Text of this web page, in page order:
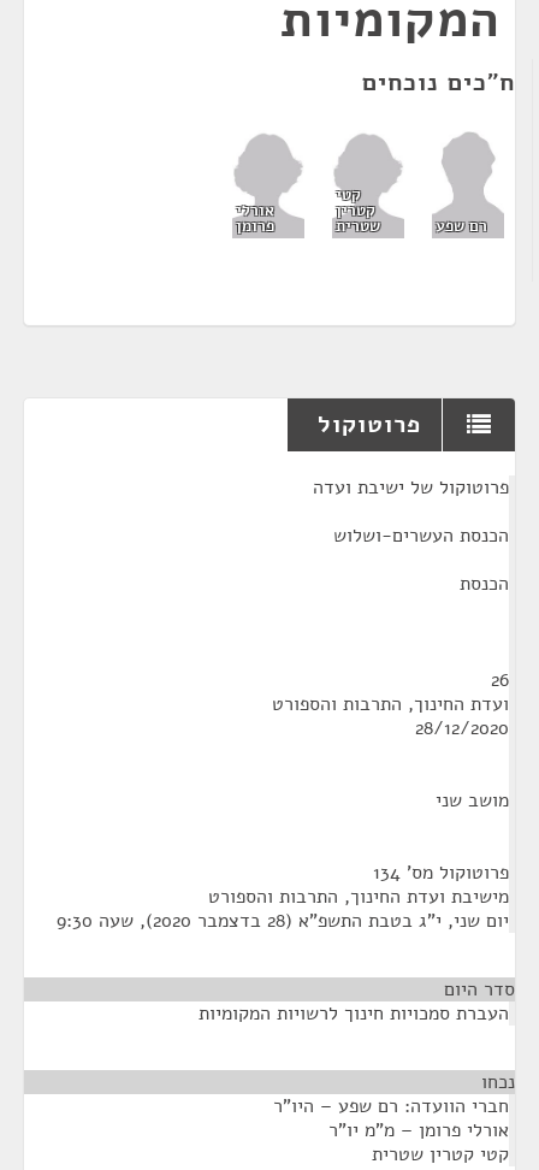
המקומיות
ח"כים נוכחים
רם שפע
קטי
קטרין
שטרית
אורלי
פרומן
פרוטוקול
פרוטוקול של ישיבת ועדה
הכנסת העשרים-ושלוש
הכנסת
26
ועדת החינוך, התרבות והספורט
28/12/2020
מושב שני
פרוטוקול מס' 134
מישיבת ועדת החינוך, התרבות והספורט
יום שני, י"ג בטבת התשפ"א (28 בדצמבר 2020), שעה 9:30
סדר היום
העברת סמכויות חינוך לרשויות המקומיות
נכחו
חברי הוועדה: רם שפע – היו"ר
אורלי פרומן – מ"מ יו"ר
קטי קטרין שטרית